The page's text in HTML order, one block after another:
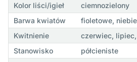
Kolor liści/igieł
ciemnozielony
Barwa kwiatów
fioletowe,
Kwitnienie
czerwiec,
Stanowisko
półcieniste